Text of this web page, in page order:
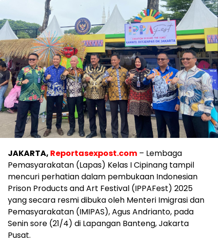
JAKARTA, Reportasexpost.com – Lembaga
Pemasyarakatan (Lapas) Kelas I Cipinang tampil
mencuri perhatian dalam pembukaan Indonesian
Prison Products and Art Festival (IPPAFest) 2025
yang secara resmi dibuka oleh Menteri Imigrasi dan
Pemasyarakatan (IMIPAS), Agus Andrianto, pada
Senin sore (21/4) di Lapangan Banteng, Jakarta
Pusat.